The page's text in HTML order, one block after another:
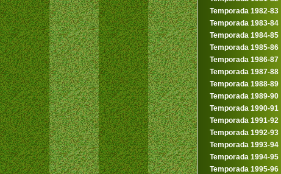
Temporada 1982-83
Temporada 1983-84
Temporada 1984-85
Temporada 1985-86
Temporada 1986-87
Temporada 1987-88
Temporada 1988-89
Temporada 1989-90
Temporada 1990-91
Temporada 1991-92
Temporada 1992-93
Temporada 1993-94
Temporada 1994-95
Temporada 1995-96